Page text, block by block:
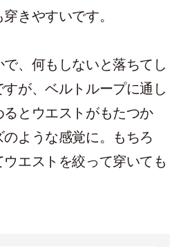
きやすいです。
、何もしないと落ちてし
が、ベルトループに通し
とウエストがもたつか
ような感覚に。もちろ
エストを絞って穿いても